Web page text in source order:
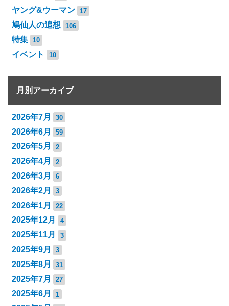
ヤング&ウーマン 17
鳩仙人の追想 106
特集 10
イベント 10
月別アーカイブ
2026年7月 30
2026年6月 59
2026年5月 2
2026年4月 2
2026年3月 6
2026年2月 3
2026年1月 22
2025年12月 4
2025年11月 3
2025年9月 3
2025年8月 31
2025年7月 27
2025年6月 1